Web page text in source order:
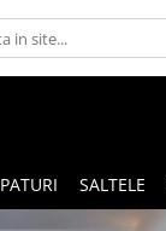
PATURI SALTELE